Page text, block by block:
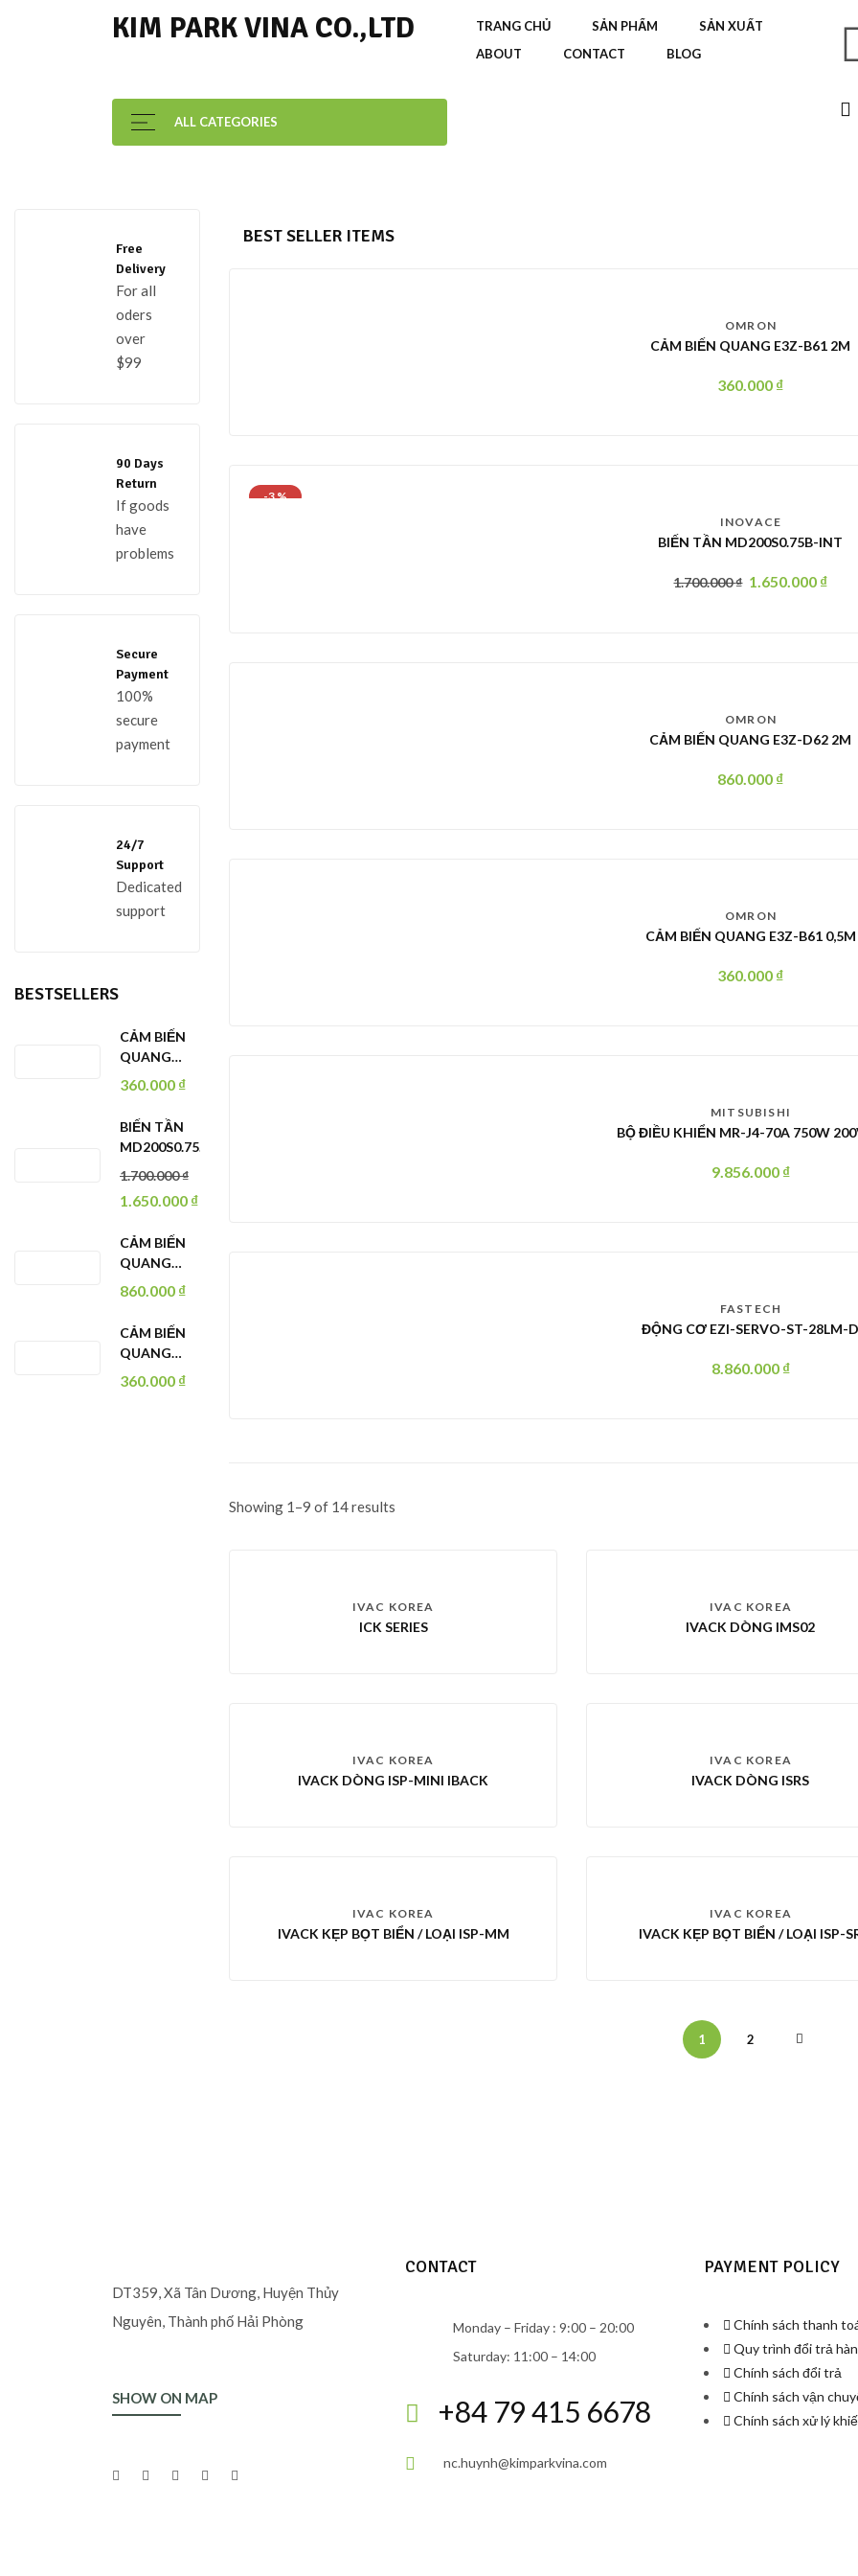
KIM PARK VINA CO.,LTD TRANG CHỦ SẢN PHẨM
SẢN XUẤT
ABOUT
CONTACT BLOG
ALL CATEGORIES
Free
Delivery
For all
oders
over
$99
90 Days
Return
If goods
have
problems
Secure
Payment
100%
secure
payment
24/7
Support
Dedicated
support
BESTSELLERS
CẢM BIẾN
QUANG
E3Z-B61 2M
360.000 ₫
BIẾN TẦN
MD200S0.75B-
1.700.000₫
1.650.000 ₫
CẢM BIẾN
QUANG
E3Z-D62 2M
860.000 ₫
CẢM BIẾN
QUANG
E3Z-B61
360.000 ₫
BEST SELLER ITEMS
OMRON
CẢM BIẾN QUANG E3Z-B61 2M
360.000 ₫
-3 %
INOVACE
BIẾN TẦN MD200S0.75B-INT
1.700.000₫ 1.650.000 ₫
OMRON
CẢM BIẾN QUANG E3Z-D62 2M
860.000 ₫
OMRON
CẢM BIẾN QUANG E3Z-B61 0,5M
360.000 ₫
MITSUBISHI
BỘ ĐIỀU KHIỂN MR-J4-70A 750W
9.856.000 ₫
FASTECH
ĐỘNG CƠ EZI-SERVO-ST-28LM-
8.860.000 ₫
Showing 1–9 of 14 results
IVAC KOREA
ICK SERIES
IVAC KOREA
IVACK DÒNG IMS02
IVAC KOREA
IVACK DÒNG ISP-MINI IBACK
IVAC KOREA
IVACK DÒNG ISRS
IVAC KOREA
IVACK KẸP BỌT BIỂN / LOẠI ISP-MM
IVAC KOREA
IVACK KẸP BỌT BIỂN / LOẠI ISP-
1 2
DT359, Xã Tân Dương, Huyện Thủy
Nguyên, Thành phố Hải Phòng
SHOW ON MAP
CONTACT
Monday – Friday : 9:00 – 20:00
Saturday: 11:00 – 14:00
+84 79 415 6678
nc.huynh@kimparkvina.com
PAYMENT POLICY
Chính sách thanh
Quy trình đổi trả
Chính sách đổi trả
Chính sách vận
Chính sách xử lý